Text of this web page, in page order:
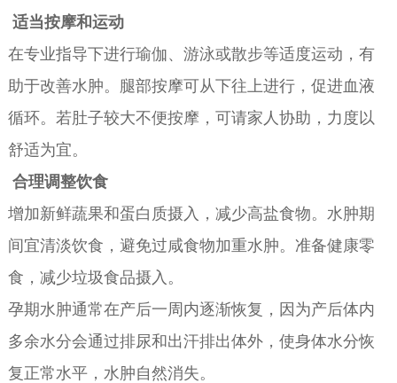
适当按摩和运动
在专业指导下进行瑜伽、游泳或散步等适度运动，有
助于改善水肿。腿部按摩可从下往上进行，促进血液
循环。若肚子较大不便按摩，可请家人协助，力度以
舒适为宜。
合理调整饮食
增加新鲜蔬果和蛋白质摄入，减少高盐食物。水肿期
间宜清淡饮食，避免过咸食物加重水肿。准备健康零
食，减少垃圾食品摄入。
孕期水肿通常在产后一周内逐渐恢复，因为产后体内
多余水分会通过排尿和出汗排出体外，使身体水分恢
复正常水平，水肿自然消失。